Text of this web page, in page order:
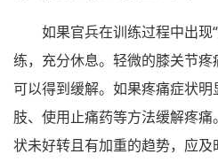
如果官兵在训练过程中出现
练，充分休息。轻微的膝关节
可以得到缓解。如果疼痛症状
肢、使用止痛药等方法缓解疼
状未好转且有加重的趋势，应